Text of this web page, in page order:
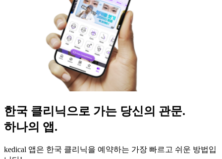
한국 클리닉으로 가는 당신의 관문.
하나의 앱.
kedical 앱은 한국 클리닉을 예약하는 가장 빠르고 쉬운 방법입